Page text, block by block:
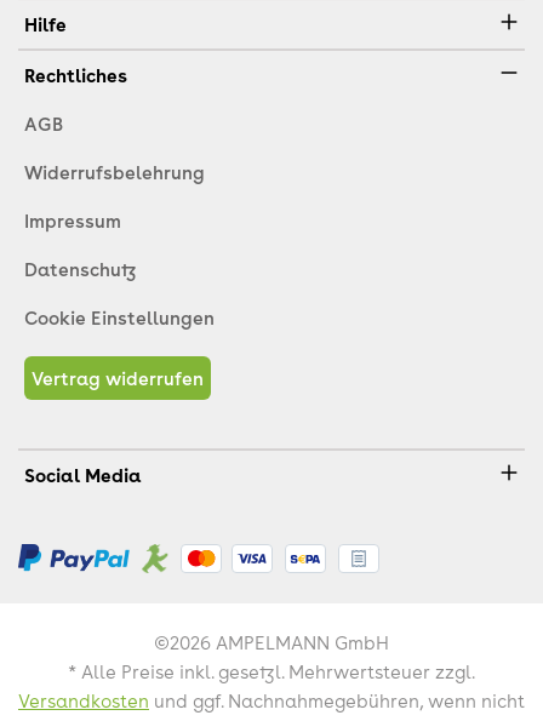
Hilfe
Rechtliches
AGB
Widerrufsbelehrung
Impressum
Datenschutz
Cookie Einstellungen
Vertrag widerrufen
Social Media
©2026 AMPELMANN GmbH
* Alle Preise inkl. gesetzl. Mehrwertsteuer zzgl.
Versandkosten und ggf. Nachnahmegebühren, wenn nicht